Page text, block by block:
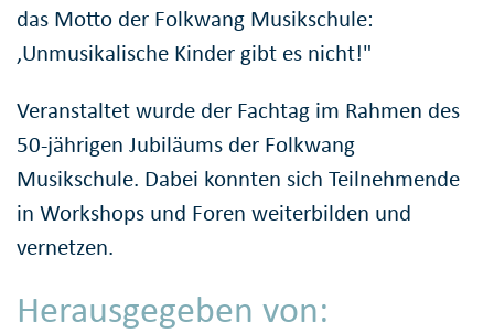
das Motto der Folkwang Musikschule:
‚Unmusikalische Kinder gibt es nicht!"
Veranstaltet wurde der Fachtag im Rahmen des
50-jährigen Jubiläums der Folkwang
Musikschule. Dabei konnten sich Teilnehmende
in Workshops und Foren weiterbilden und
vernetzen.
Herausgegeben von: